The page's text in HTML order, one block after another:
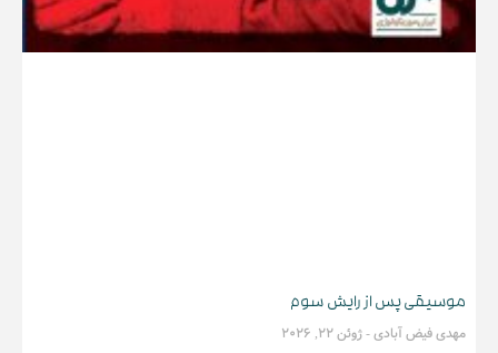
موسیقی پس از رایش سوم
مهدی فیض آبادی ژوئن 22, 2026